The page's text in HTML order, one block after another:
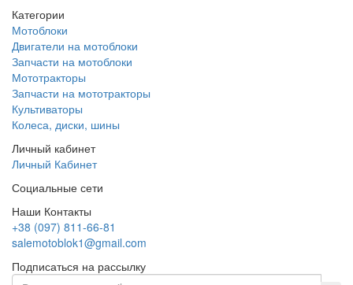
Категории
Мотоблоки
Двигатели на мотоблоки
Запчасти на мотоблоки
Мототракторы
Запчасти на мототракторы
Культиваторы
Колеса, диски, шины
Личный кабинет
Личный Кабинет
Социальные сети
Наши Контакты
+38 (097) 811-66-81
salemotoblok1@gmail.com
Подписаться на рассылку